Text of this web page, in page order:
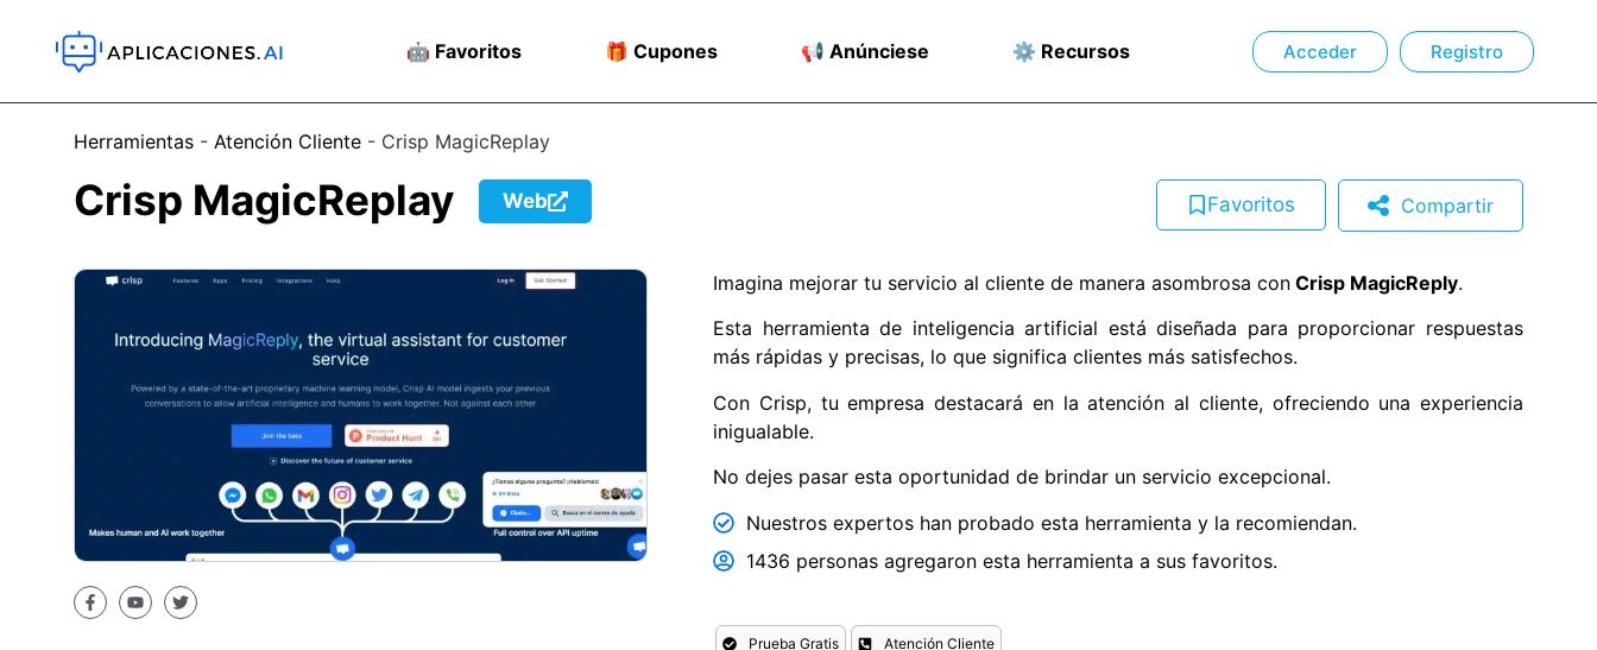
🤖 Favoritos 🎁 Cupones 📢 Anúnciese ⚙️ Recursos Acceder Registro
Herramientas - Atención Cliente - Crisp MagicReplay
Crisp MagicReplay Web Favoritos Compartir
Imagina mejorar tu servicio al cliente de manera asombrosa con Crisp MagicReply.
Esta herramienta de inteligencia artificial está diseñada para proporcionar respuestas
más rápidas y precisas, lo que significa clientes más satisfechos.
Con Crisp, tu empresa destacará en la atención al cliente, ofreciendo una experiencia
inigualable.
No dejes pasar esta oportunidad de brindar un servicio excepcional.
Nuestros expertos han probado esta herramienta y la recomiendan.
1436 personas agregaron esta herramienta a sus favoritos.
Prueba Gratis Atención Cliente